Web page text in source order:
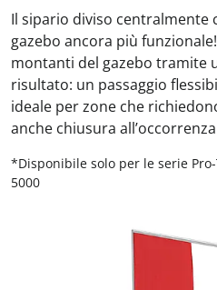
Il sipario diviso centralmente
gazebo ancora più
montanti del gazebo tramite
risultato: un passaggio
ideale per zone che
anche chiusura
*Disponibile solo per le serie
5000